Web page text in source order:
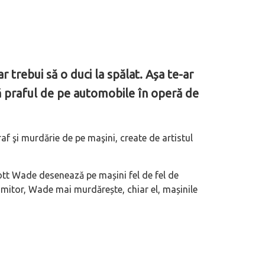
trebui să o duci la spălat. Așa te-ar
praful de pe automobile în operă de
şi murdărie de pe maşini, create de artistul
Wade desenează pe mașini fel de fel de
Wade mai murdărește, chiar el, mașinile